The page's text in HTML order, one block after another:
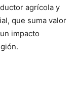
agrícola y
que suma valor
impacto